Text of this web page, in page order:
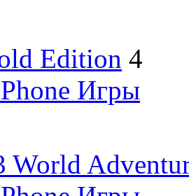
Edition 4
Игры
World